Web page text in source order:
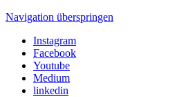
Navigation überspringen
Instagram
Facebook
Youtube
Medium
linkedin